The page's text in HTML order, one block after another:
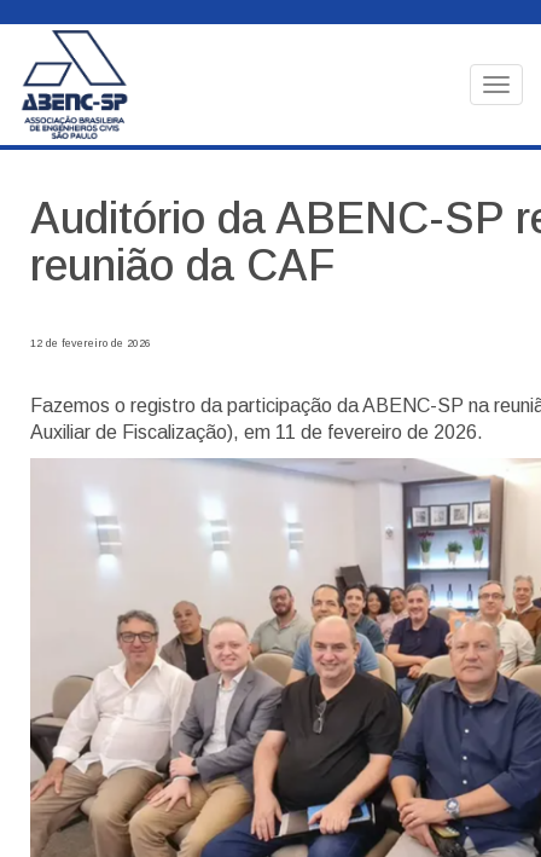
Auditório da ABENC-SP
reunião da CAF
12 de fevereiro de 2026
Fazemos o registro da participação da ABENC-SP na
Auxiliar de Fiscalização), em 11 de fevereiro de 2026.